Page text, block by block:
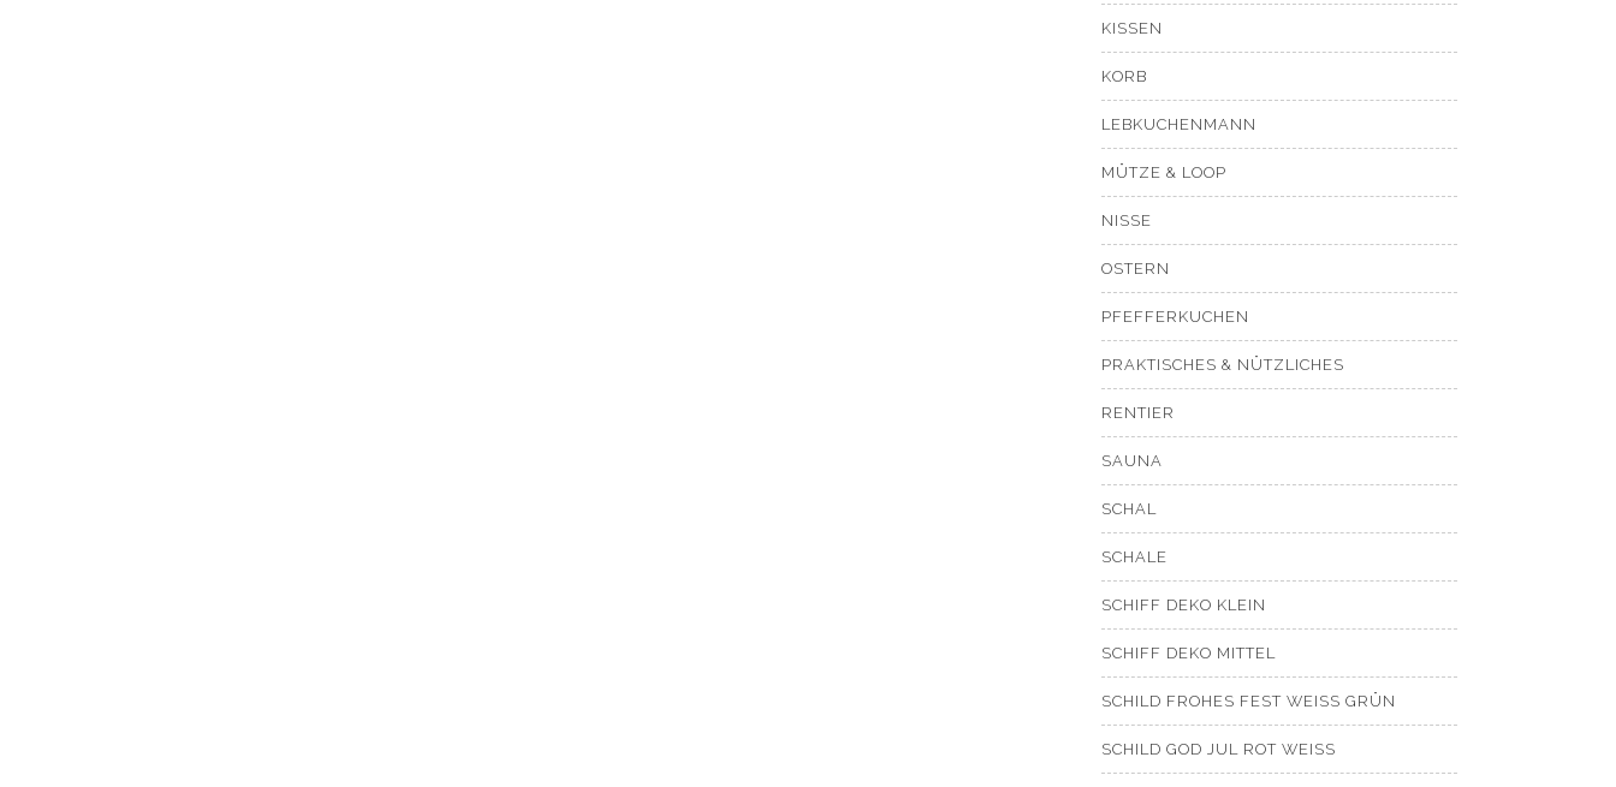
KISSEN
KORB
LEBKUCHENMANN
MÜTZE & LOOP
NISSE
OSTERN
PFEFFERKUCHEN
PRAKTISCHES & NÜTZLICHES
RENTIER
SAUNA
SCHAL
SCHALE
SCHIFF DEKO KLEIN
SCHIFF DEKO MITTEL
SCHILD FROHES FEST WEISS GRÜN
SCHILD GOD JUL ROT WEISS